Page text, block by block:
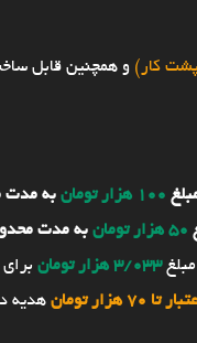
و همچنین قابل
100 هزار تومان
به مدت
50 هزار تومان
به مدت
3/033 هزار تومان
تومان هدیه